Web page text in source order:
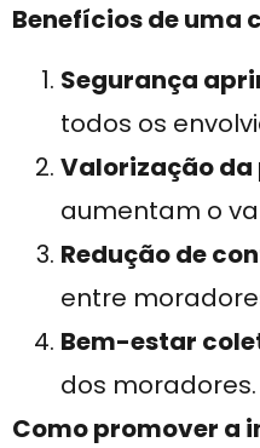
Benefícios de uma
Segurança
todos os
Valorização
aumentam o
Redução de
entre
Bem-estar
dos moradores.
Como promover a